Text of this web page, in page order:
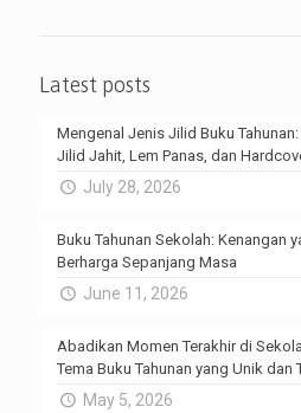
Latest posts
Mengenal Jenis Jilid Buku
Jilid Jahit, Lem Panas, dan
July 28, 2026
Buku Tahunan Sekolah: Kenangan
Berharga Sepanjang Masa
June 11, 2026
Abadikan Momen Terakhir di
Tema Buku Tahunan yang Unik dan
May 5, 2026